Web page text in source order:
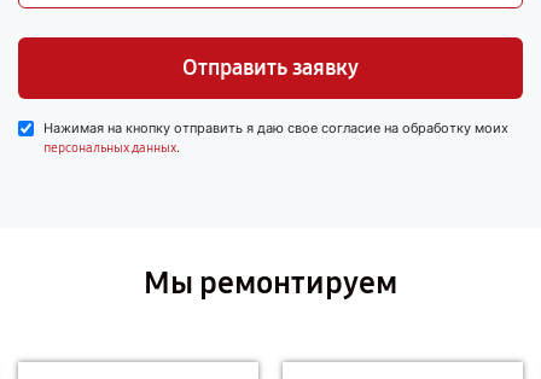
Отправить заявку
Нажимая на кнопку отправить я даю свое согласие на обработку моих
персональных данных.
Мы ремонтируем